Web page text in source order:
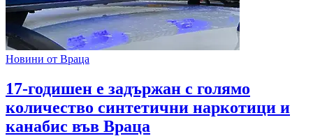
Новини от Враца
17-годишен е задържан с голямо
количество синтетични наркотици и
канабис във Враца